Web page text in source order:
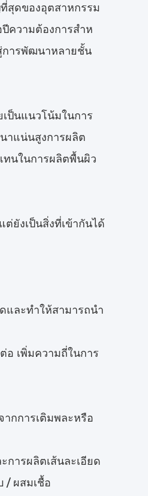
สุดของอุตสาหกรรม
ความต้องการสําห
การพัฒนาหลายชั้น
ป็นแนวโน้มในการ
าแน่นสูงการผลิต
ทนในการผลิตพื้นผิว
ยังเป็นสิ่งที่เข้ากันได้
และทําให้สามารถนํา
อ เพิ่มความถี่ในการ
กการเติมพละหรือ
ารผลิตเส้นละเอียด
/ ผสมเชื้อ